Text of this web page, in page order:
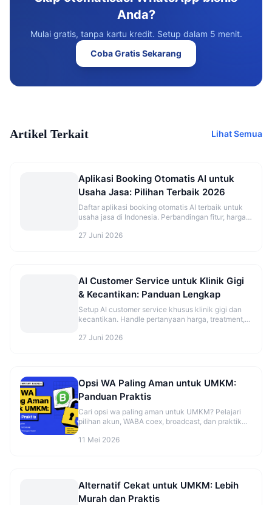
Anda?
Mulai gratis, tanpa kartu kredit. Setup dalam 5 menit.
Coba Gratis Sekarang
Artikel Terkait Lihat Semua
Aplikasi Booking Otomatis AI untuk
Usaha Jasa: Pilihan Terbaik 2026
Daftar aplikasi booking otomatis AI terbaik untuk
usaha jasa di Indonesia. Perbandingan fitur, harga,
27 Juni 2026
AI Customer Service untuk Klinik Gigi
& Kecantikan: Panduan Lengkap
Setup AI customer service khusus klinik gigi dan
kecantikan. Handle pertanyaan harga, treatment,
27 Juni 2026
Opsi WA Paling Aman untuk UMKM:
Panduan Praktis
Cari opsi wa paling aman untuk UMKM? Pelajari
pilihan akun, WABA coex, broadcast, dan praktik
11 Mei 2026
Alternatif Cekat untuk UMKM: Lebih
Murah dan Praktis